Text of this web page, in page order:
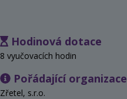
Hodinová dotace
8 vyučovacích hodin
Pořádající organizace
Zřetel, s.r.o.